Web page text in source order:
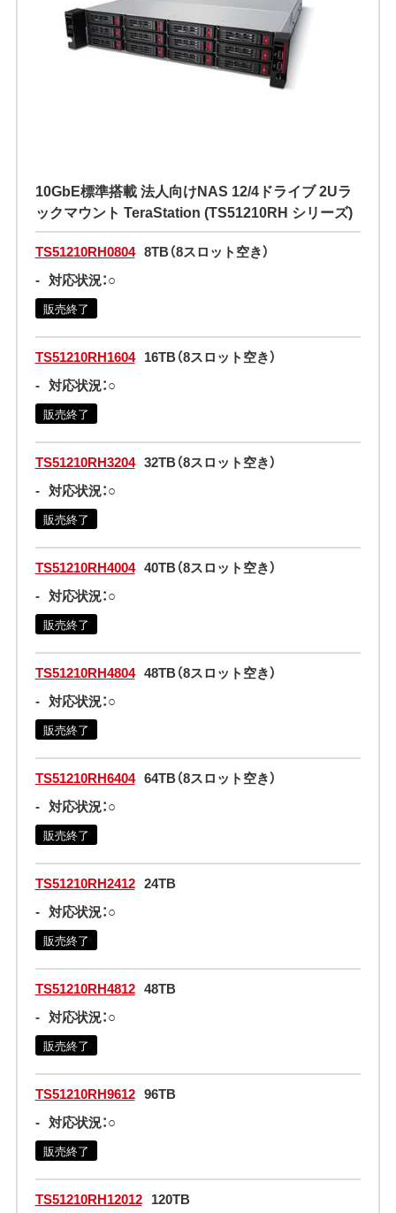
10GbE標準搭載 法人向けNAS 12/4ドライブ 2Uラ
ックマウント TeraStation (TS51210RH シリーズ)
TS51210RH0804 8TB（8スロット空き）
- 対応状況：○
販売終了
TS51210RH1604 16TB（8スロット空き）
- 対応状況：○
販売終了
TS51210RH3204 32TB（8スロット空き）
- 対応状況：○
販売終了
TS51210RH4004 40TB（8スロット空き）
- 対応状況：○
販売終了
TS51210RH4804 48TB（8スロット空き）
- 対応状況：○
販売終了
TS51210RH6404 64TB（8スロット空き）
- 対応状況：○
販売終了
TS51210RH2412 24TB
- 対応状況：○
販売終了
TS51210RH4812 48TB
- 対応状況：○
販売終了
TS51210RH9612 96TB
- 対応状況：○
販売終了
TS51210RH12012 120TB